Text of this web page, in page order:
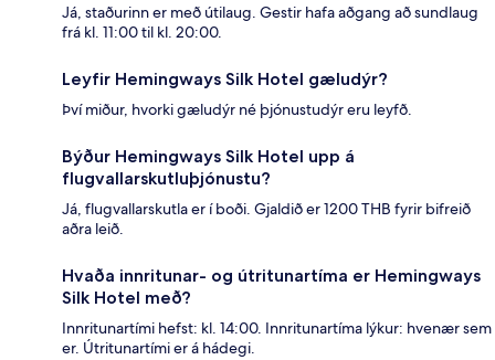
Já, staðurinn er með útilaug. Gestir hafa aðgang að sundlaug
frá kl. 11:00 til kl. 20:00.
Leyfir Hemingways Silk Hotel gæludýr?
Því miður, hvorki gæludýr né þjónustudýr eru leyfð.
Býður Hemingways Silk Hotel upp á
flugvallarskutluþjónustu?
Já, flugvallarskutla er í boði. Gjaldið er 1200 THB fyrir bifreið
aðra leið.
Hvaða innritunar- og útritunartíma er Hemingways
Silk Hotel með?
Innritunartími hefst: kl. 14:00. Innritunartíma lýkur: hvenær sem
er. Útritunartími er á hádegi.